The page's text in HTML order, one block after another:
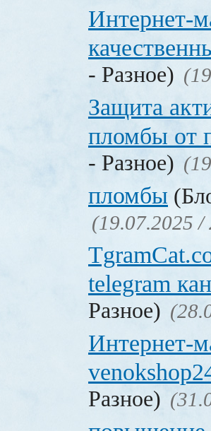
Интернет-
- Разное)
Защита
пломбы от
- Разное)
пломбы
(19.07.2025 /
telegram
Разное)
Интернет-
Разное)